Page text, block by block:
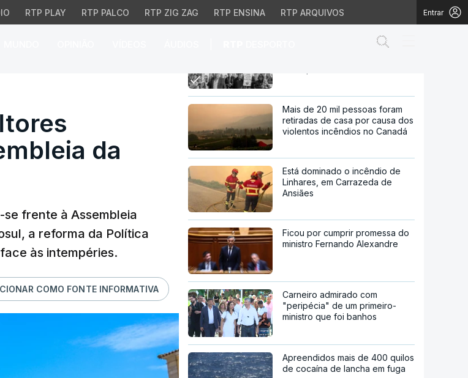
RTP PLAY RTP PALCO RTP ZIG ZAG RTP ENSINA RTP ARQUIVOS Entrar
protestam frente à Assembleia da
da
frente à Assembleia
a reforma da Política
às intempéries.
COMO FONTE INFORMATIVA
Meia centena de agricultores
Mais de 20 mil pessoas foram
retiradas de casa por causa dos
violentos incêndios no Canadá
Está dominado o incêndio de
Linhares, em Carrazeda de
Ansiães
Ficou por cumprir promessa do
ministro Fernando Alexandre
Carneiro admirado com
"peripécia" de um primeiro-
ministro que foi banhos
Apreendidos mais de 400 quilos
de cocaína de lancha em fuga